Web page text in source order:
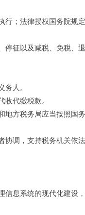
；法律授权国务院规定
征以及减税、免税、退
人。
代缴税款。
方税务局应当按照国务
调，支持税务机关依法
息系统的现代化建设，